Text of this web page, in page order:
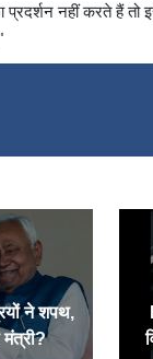
नहीं करते हैं तो
ने शपथ,
मंत्री?